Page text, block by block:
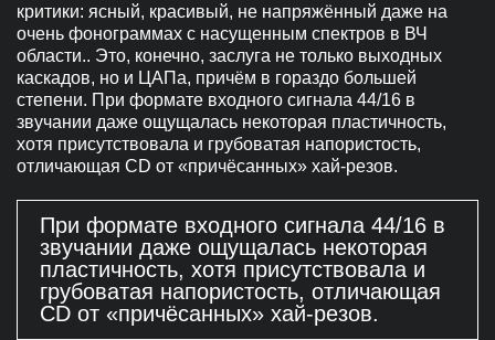
критики: ясный, красивый, не напряжённый даже на
очень фонограммах с насущенным спектров в ВЧ
области.. Это, конечно, заслуга не только выходных
каскадов, но и ЦАПа, причём в гораздо большей
степени. При формате входного сигнала 44/16 в
звучании даже ощущалась некоторая пластичность,
хотя присутствовала и грубоватая напористость,
отличающая CD от «причёсанных» хай-резов.
При формате входного сигнала 44/16 в
звучании даже ощущалась некоторая
пластичность, хотя присутствовала и
грубоватая напористость, отличающая
CD от «причёсанных» хай-резов.